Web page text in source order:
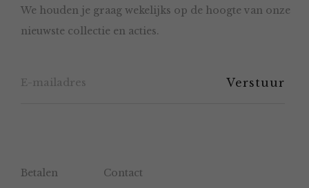
We houden je graag wekelijks op de hoogte van onze
nieuwste collectie en acties.
Betalen Contact